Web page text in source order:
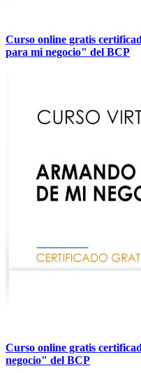
Curso online gratis
para mi negocio" del BCP
Curso online gratis
negocio" del BCP